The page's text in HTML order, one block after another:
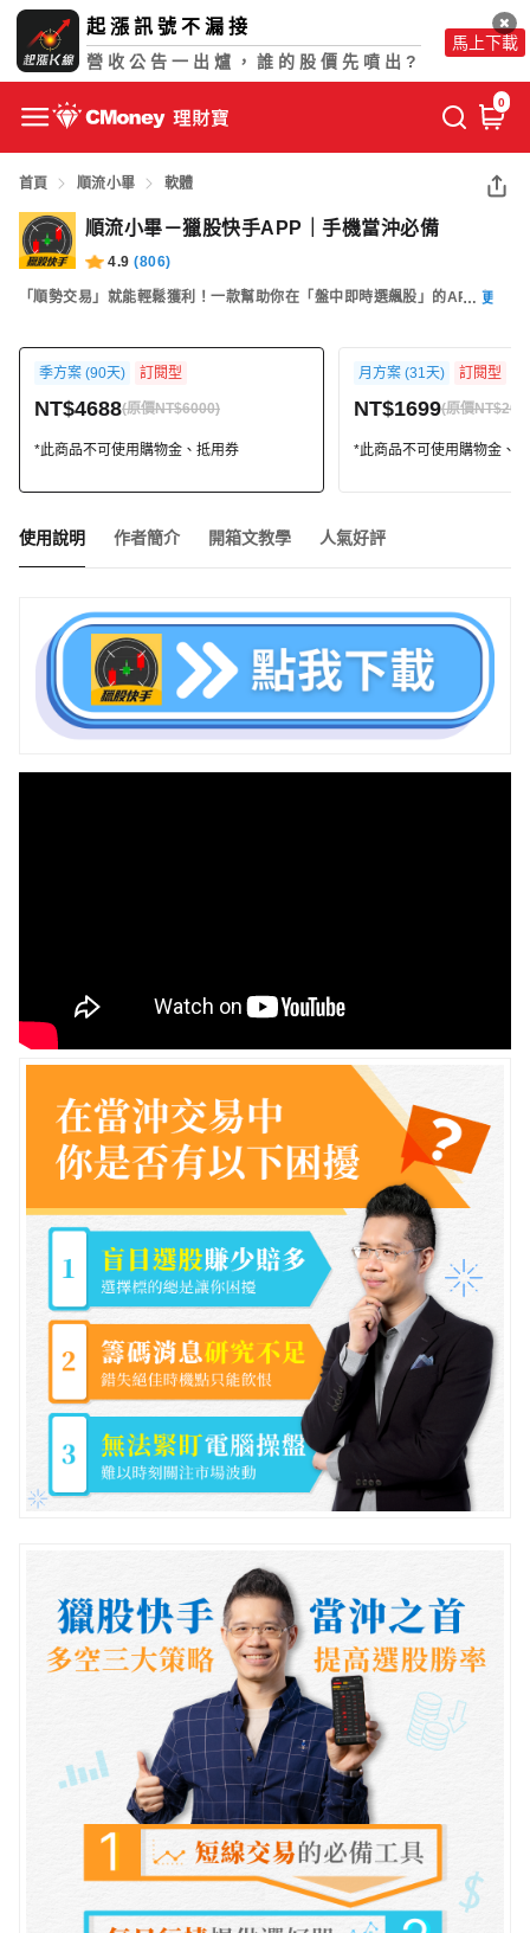
起漲訊號不漏接
營收公告一出爐，誰的股價先噴出?
馬上下載
0
首頁 順流小畢 軟體
順流小畢－獵股快手APP｜手機當沖必備
4.9 (806)
更多
「順勢交易」就能輕鬆獲利！一款幫助你在「盤中即時選飆股」的APP！
季方案 (90天) 訂閱型
NT$4688(原價NT$6000)
*此商品不可使用購物金、抵用券
月方案 (31天) 訂閱型
NT$1699(原價
*此商品不可使用購物金、
使用說明 作者簡介 開箱文教學 人氣好評